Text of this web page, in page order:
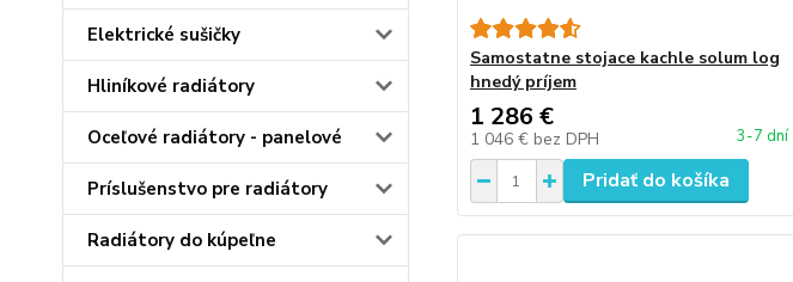
Elektrické sušičky
Hliníkové radiátory
Oceľové radiátory - panelové
Príslušenstvo pre radiátory
Radiátory do kúpeľne
Samostatne stojace kachle solum log
hnedý príjem
1 286 €
1 046 € bez DPH 3-7 dní
Pridať do košíka